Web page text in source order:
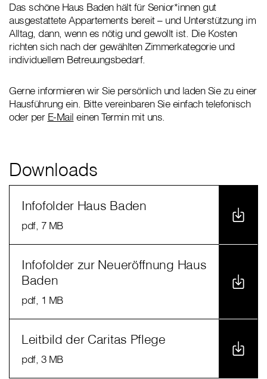
Das schöne Haus Baden hält für Senior*innen gut
ausgestattete Appartements bereit – und Unterstützung im
Alltag, dann, wenn es nötig und gewollt ist. Die Kosten
richten sich nach der gewählten Zimmerkategorie und
individuellem Betreuungsbedarf.
Gerne informieren wir Sie persönlich und laden Sie zu einer
Hausführung ein. Bitte vereinbaren Sie einfach telefonisch
oder per E-Mail einen Termin mit uns.
Downloads
Infofolder Haus Baden
pdf, 7 MB
Infofolder zur Neueröffnung Haus
Baden
pdf, 1 MB
Leitbild der Caritas Pflege
pdf, 3 MB